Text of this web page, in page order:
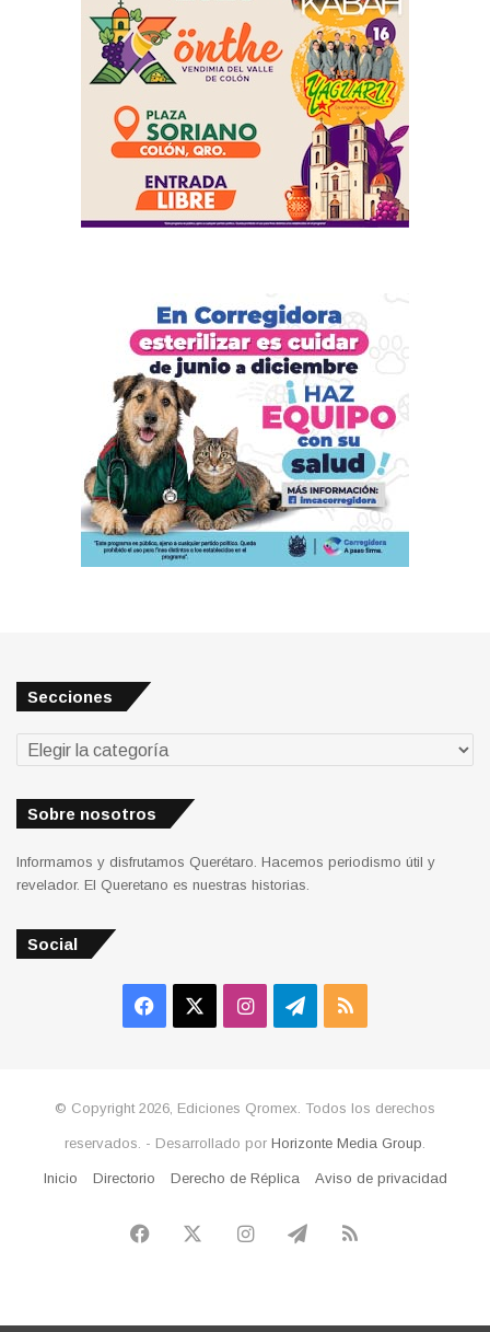
Secciones
Secciones
Sobre nosotros
Informamos y disfrutamos Querétaro. Hacemos periodismo útil y
revelador. El Queretano es nuestras historias.
Social
Facebook InstagramTelegram
RSS
© Copyright 2026, Ediciones Qromex. Todos los derechos
reservados. - Desarrollado por Horizonte Media Group
Inicio Directorio Derecho de Réplica Aviso de privacidad
Facebook InstagramTelegram
RSS